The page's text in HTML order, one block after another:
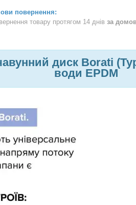
товару протягом 14 днів за
диск Borati
води EPDM